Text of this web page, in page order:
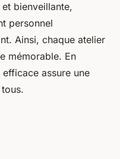
bienveillante,
personnel
Ainsi, chaque atelier
mémorable. En
assure une